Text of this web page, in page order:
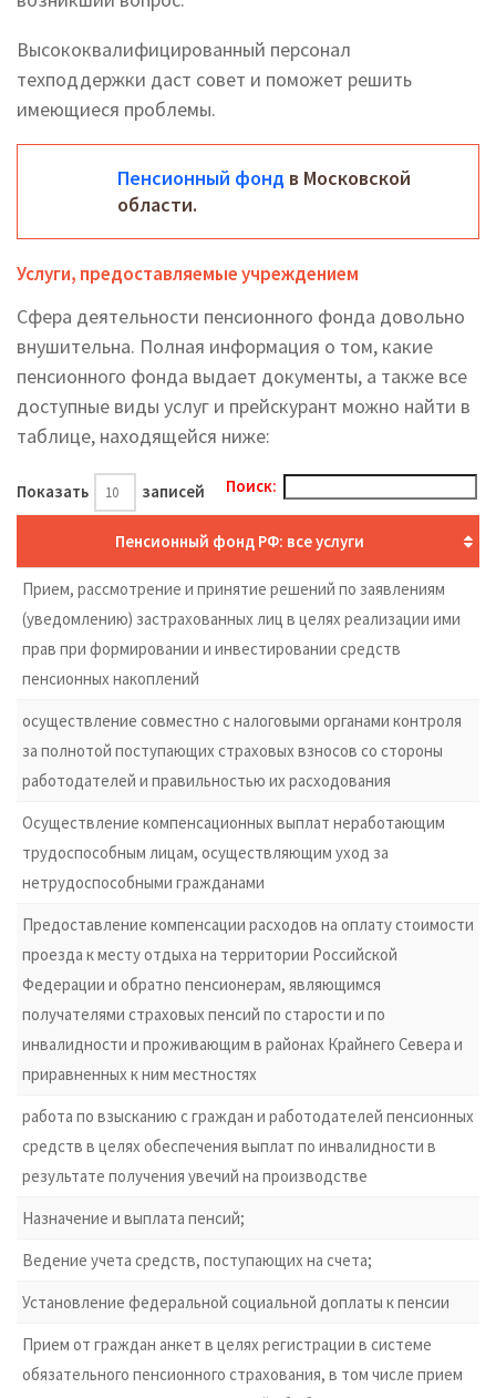
Высококвалифицированный персонал
техподдержки даст совет и поможет решить
имеющиеся проблемы.
Пенсионный фонд в Московской
области.
Услуги, предоставляемые учреждением
Сфера деятельности пенсионного фонда довольно
внушительна. Полная информация о том, какие
пенсионного фонда выдает документы, а также все
доступные виды услуг и прейскурант можно найти в
таблице, находящейся ниже:
Показать записей Поиск:
Пенсионный фонд РФ: все услуги
Прием, рассмотрение и принятие решений по заявлениям
(уведомлению) застрахованных лиц в целях реализации ими
прав при формировании и инвестировании средств
пенсионных накоплений
осуществление совместно с налоговыми органами контроля
за полнотой поступающих страховых взносов со стороны
работодателей и правильностью их расходования
Осуществление компенсационных выплат неработающим
трудоспособным лицам, осуществляющим уход за
нетрудоспособными гражданами
Предоставление компенсации расходов на оплату стоимости
проезда к месту отдыха на территории Российской
Федерации и обратно пенсионерам, являющимся
получателями страховых пенсий по старости и по
инвалидности и проживающим в районах Крайнего Севера и
приравненных к ним местностях
работа по взысканию с граждан и работодателей пенсионных
средств в целях обеспечения выплат по инвалидности в
результате получения увечий на производстве
Назначение и выплата пенсий;
Ведение учета средств, поступающих на счета;
Установление федеральной социальной доплаты к пенсии
Прием от граждан анкет в целях регистрации в системе
обязательного пенсионного страхования, в том числе прием